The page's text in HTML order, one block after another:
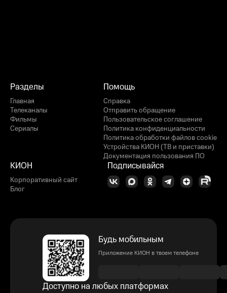
Разделы
Главная
Телеканалы
Фильмы
Сериалы
Помощь
Справка
Отправить обращение
Пользовательское соглашение
Политика конфиденциальности
Политика обработки файлов cookie
Устройства КИОН (ТВ и приставки)
Документация пользования ПО
КИОН
Корпоративный сайт
Блог
Подписывайся
Будь мобильным
Приложение КИОН в твоем телефоне
Доступно на любых платформах